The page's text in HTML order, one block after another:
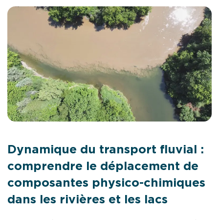
Dynamique du transport fluvial :
comprendre le déplacement de
composantes physico-chimiques
dans les rivières et les lacs